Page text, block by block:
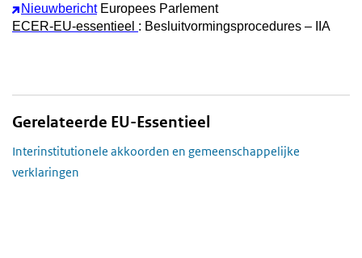
NieuwberichtEuropees Parlement
ECER-EU-essentieel : Besluitvormingsprocedures – IIA
Gerelateerde EU-Essentieel
Interinstitutionele akkoorden en gemeenschappelijke
verklaringen